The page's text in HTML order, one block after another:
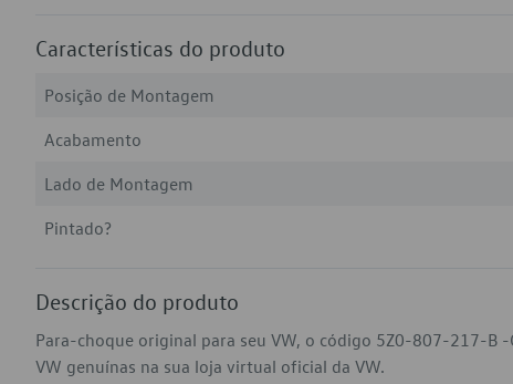
Características do produto
Posição de Montagem
Acabamento
Lado de Montagem
Pintado?
Descrição do produto
Para-choque original para seu VW, o código 5Z0-807-217-B -
VW genuínas na sua loja virtual oficial da VW.